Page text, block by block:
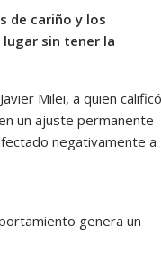
de cariño y los
sin tener la
Milei, a quien calificó
un ajuste permanente
negativamente a
genera un